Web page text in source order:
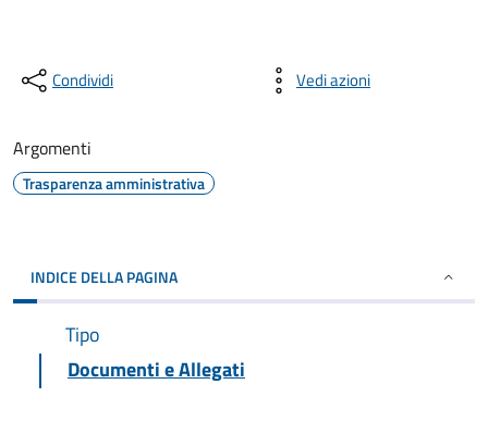
Condividi Vedi azioni
Argomenti
Trasparenza amministrativa
INDICE DELLA PAGINA
Tipo
Documenti e Allegati